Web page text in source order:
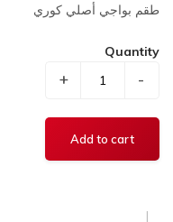
طقم بواجي أصلي كوري
Quantity
-
+